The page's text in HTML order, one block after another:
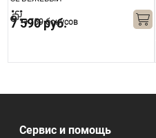
7 590 руб.
+759 бонусов
Сервис и помощь